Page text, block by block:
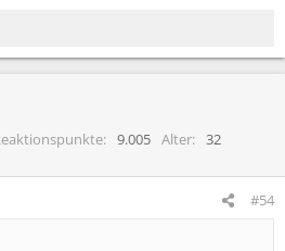
9.005 Alter
32
#54